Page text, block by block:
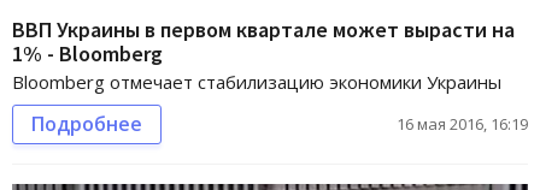
ВВП Украины в первом квартале может вырасти на
1% - Bloomberg
Bloomberg отмечает стабилизацию экономики Украины
Подробнее 16 мая 2016, 16:19